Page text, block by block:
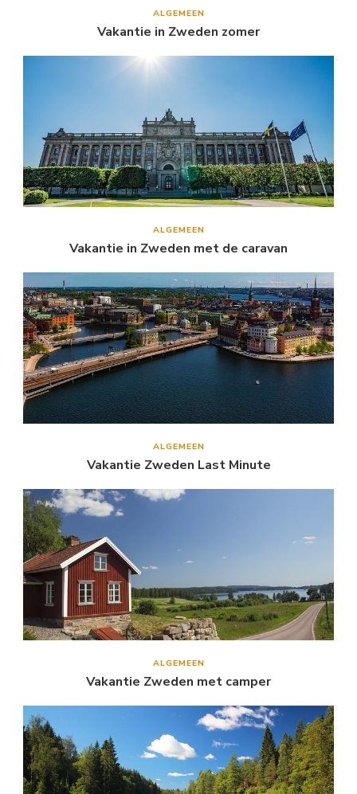
ALGEMEEN
Vakantie in Zweden zomer
ALGEMEEN
Vakantie in Zweden met de caravan
ALGEMEEN
Vakantie Zweden Last Minute
ALGEMEEN
Vakantie Zweden met camper